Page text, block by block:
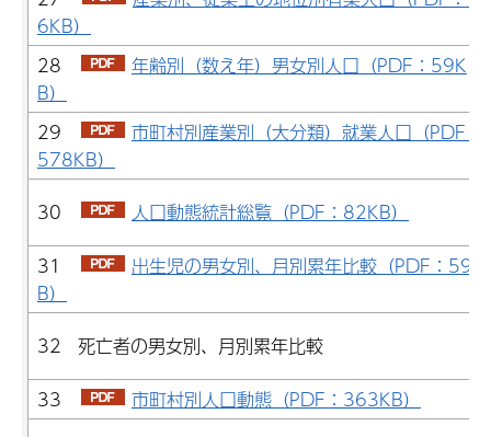
6KB）
28
年齢別（数え年）男女別人口（PDF：59K
B）
29
市町村別産業別（大分類）就業人口（PDF：
578KB）
30
人口動態統計総覧（PDF：82KB）
31
出生児の男女別、月別累年比較（PDF：59K
B）
32 死亡者の男女別、月別累年比較
33
市町村別人口動態（PDF：363KB）